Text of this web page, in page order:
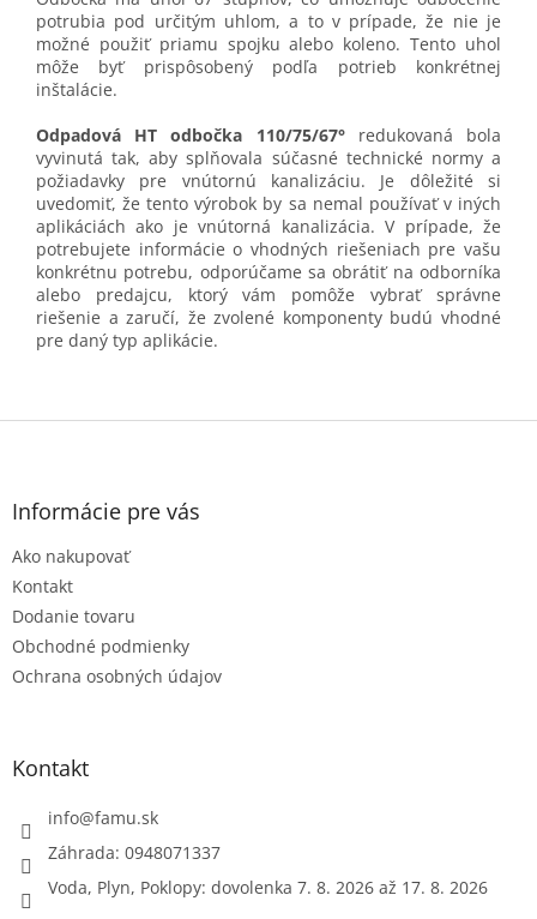
potrubia pod určitým uhlom, a to v prípade, že nie je
možné použiť priamu spojku alebo koleno. Tento uhol
môže byť prispôsobený podľa potrieb konkrétnej
inštalácie.
Odpadová HT odbočka 110/75/67°redukovaná bola
vyvinutá tak, aby splňovala súčasné technické normy a
požiadavky pre vnútornú kanalizáciu. Je dôležité si
uvedomiť, že tento výrobok by sa nemal používať v iných
aplikáciách ako je vnútorná kanalizácia. V prípade, že
potrebujete informácie o vhodných riešeniach pre vašu
konkrétnu potrebu, odporúčame sa obrátiť na odborníka
alebo predajcu, ktorý vám pomôže vybrať správne
riešenie a zaručí, že zvolené komponenty budú vhodné
pre daný typ aplikácie.
Z
Informácie pre vás
Ako nakupovať
Kontakt
Dodanie tovaru
Obchodné podmienky
Ochrana osobných údajov
Kontakt
info@famu.sk
Záhrada: 0948071337
Voda, Plyn, Poklopy: dovolenka 7. 8. 2026 až 17. 8. 2026